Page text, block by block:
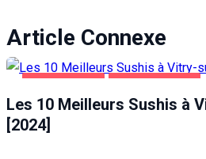
Article Connexe
Les 10 Meilleurs Sushis à
[2024]